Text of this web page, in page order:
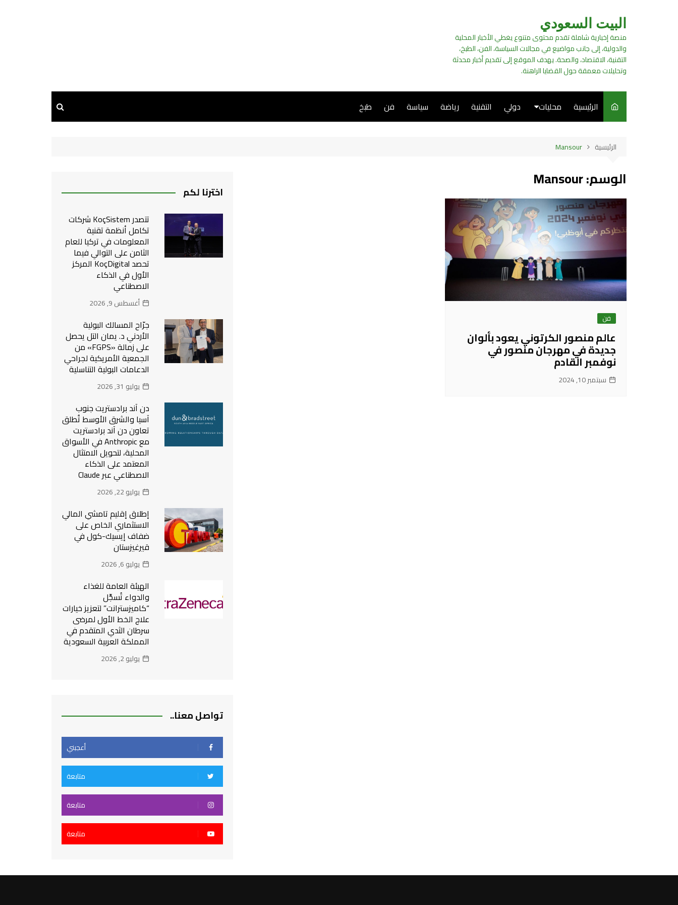
البيت السعودي
منصة إخبارية شاملة تقدم محتوى متنوع يغطي الأخبار المحلية
والدولية، إلى جانب مواضيع في مجالات السياسة، الفن، الطبخ،
التقنية، الاقتصاد، والصحة. يهدف الموقع إلى تقديم أخبار محدثة
وتحليلات معمقة حول القضايا الراهنة.
الرئيسية محليات
طبخ
دولي التقنية رياضة سياسة فن طبخ
الرئيسية Mansour
الوسم:Mansour
فن
عالم منصور الكرتوني يعود بألوان
جديدة في مهرجان منصور في
نوفمبر القادم
سبتمبر 10, 2024
اخترنا لكم
تتصدر KoçSistem شركات
تكامل أنظمة تقنية
المعلومات في تركيا للعام
الثامن على التوالي فيما
تحصد KoçDigital المركز
الأول في الذكاء
الاصطناعي
أغسطس 9, 2026
جرّاح المسالك البولية
الأردني د. يمان التل يحصل
على زمالة «FGPS» من
الجمعية الأمريكية لجراحي
الدعامات البولية التناسلية
يوليو 31, 2026
دن آند برادستريت جنوب
آسيا والشرق الأوسط تُطلق
تعاون دن آند برادستريت
مع Anthropic في الأسواق
المحلية، لتحويل الامتثال
المعتمد على الذكاء
الاصطناعي عبر Claude
يوليو 22, 2026
إطلاق إقليم تامشي المالي
الاستثماري الخاص على
ضفاف إيسيك-كول في
قيرغيزستان
يوليو 6, 2026
الهيئة العامة للغذاء
والدواء تُسجِّل
“كاميزسترانت” لتعزيز خيارات
علاج الخط الأول لمرضى
سرطان الثدي المتقدم في
المملكة العربية السعودية
يوليو 2, 2026
تواصل معنا..
أعجبني
متابعة
متابعة
متابعة